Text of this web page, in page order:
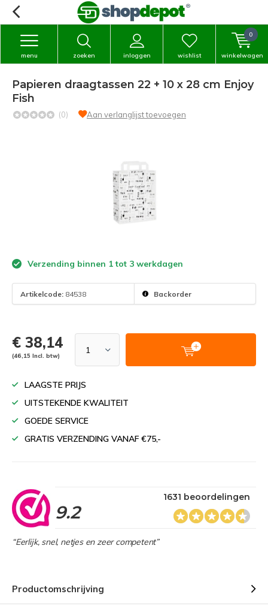
zoeken inloggen
menu wishlist winkelwagen
0
Papieren draagtassen 22 + 10 x 28 cm Enjoy
Fish
(0) Aan verlanglijst toevoegen
Verzending binnen 1 tot 3 werkdagen
Artikelcode: 84538 Backorder
€ 38,14
(46,15 Incl. btw)
LAAGSTE PRIJS
UITSTEKENDE KWALITEIT
GOEDE SERVICE
GRATIS VERZENDING VANAF €75,-
9.2
1631 beoordelingen
“Eerlijk, snel, netjes en zeer competent”
Productomschrijving